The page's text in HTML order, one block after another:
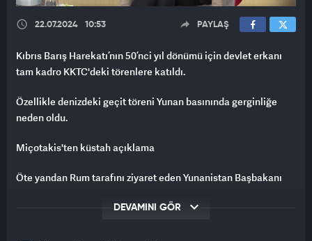
22.07.2024 10:53 PAYLAŞ
Kıbrıs Barış Harekatı’nın 50’nci yıl dönümü için devlet erkanı
tam kadro KKTC'deki törenlere katıldı.
Özellikle denizdeki geçit töreni Yunan basınında gerginliğe
neden oldu.
Miçotakis'ten küstah açıklama
Öte yandan Rum tarafını ziyaret eden Yunanistan Başbakanı
DEVAMINI GÖR